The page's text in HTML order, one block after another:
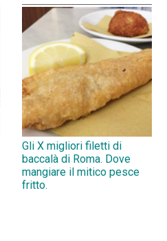
Gli X migliori filetti di
baccalà di Roma. Dove
mangiare il mitico pesce
fritto.